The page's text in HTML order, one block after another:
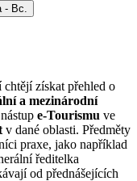
- Bc.
chtějí získat přehled o
a mezinárodní
e-Tourismu ve
v dané oblasti. Předměty
praxe, jako například
ředitelka
od přednášejících